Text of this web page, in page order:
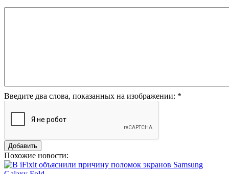
Введите два слова, показанных на изображении: *
Похожие новости: